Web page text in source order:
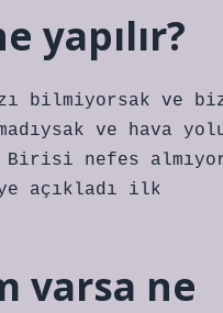
yapılır?
bilmiyorsak ve
ve hava
nefes
açıkladı ilk
varsa ne